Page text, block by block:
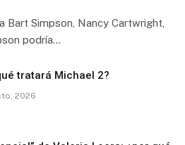
Bart Simpson, Nancy Cartwright,
podría…
tratará Michael 2?
2026